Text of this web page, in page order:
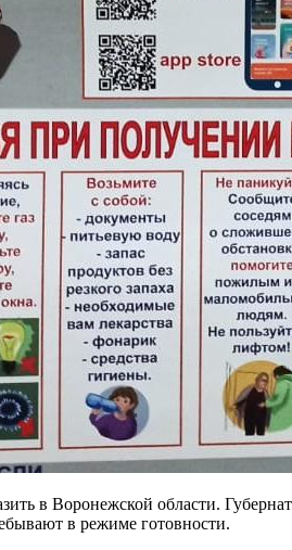
в Воронежской области.
в режиме готовности.